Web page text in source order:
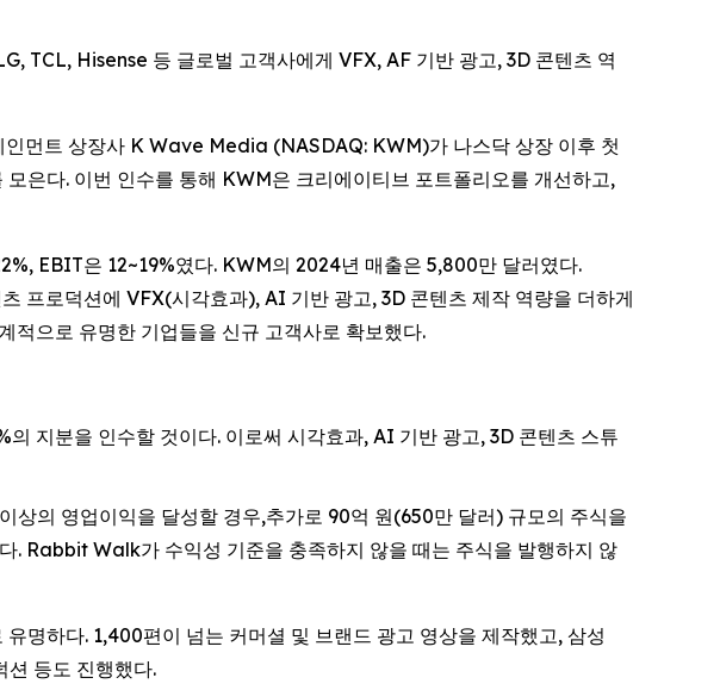
TCL, Hisense 등 글로벌 고객사에게 VFX, AF 기반 광고, 3D 콘텐츠 역
먼트 상장사 K Wave Media (NASDAQ: KWM)가 나스닥 상장 이후 첫
은다. 이번 인수를 통해 KWM은 크리에이티브 포트폴리오를 개선하고,
EBIT은 12~19%였다. KWM의 2024년 매출은 5,800만 달러였다.
프로덕션에 VFX(시각효과), AI 기반 광고, 3D 콘텐츠 제작 역량을 더하게
적으로 유명한 기업들을 신규 고객사로 확보했다.
지분을 인수할 것이다. 이로써 시각효과, AI 기반 광고, 3D 콘텐츠 스튜
의 영업이익을 달성할 경우,추가로 90억 원(650만 달러) 규모의 주식을
. Rabbit Walk가 수익성 기준을 충족하지 않을 때는 주식을 발행하지 않
명하다. 1,400편이 넘는 커머셜 및 브랜드 광고 영상을 제작했고, 삼성
등도 진행했다.